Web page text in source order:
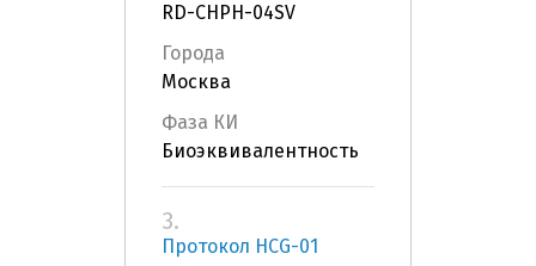
RD-CHPH-04SV
Города
Москва
Фаза КИ
Биоэквивалентность
3.
Протокол HCG-01